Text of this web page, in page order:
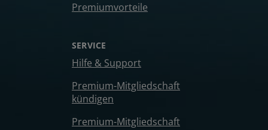
Premiumvorteile
SERVICE
Hilfe & Support
Premium-Mitgliedschaft
kündigen
Premium-Mitgliedschaft